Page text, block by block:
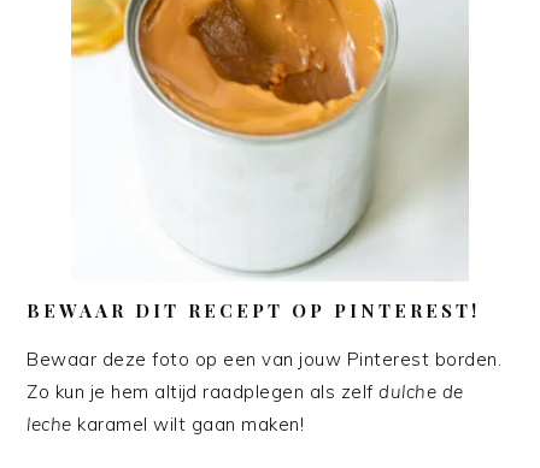
BEWAAR DIT RECEPT OP PINTEREST!
Bewaar deze foto op een van jouw Pinterest borden.
Zo kun je hem altijd raadplegen als zelfdulche de
leche karamel wilt gaan maken!